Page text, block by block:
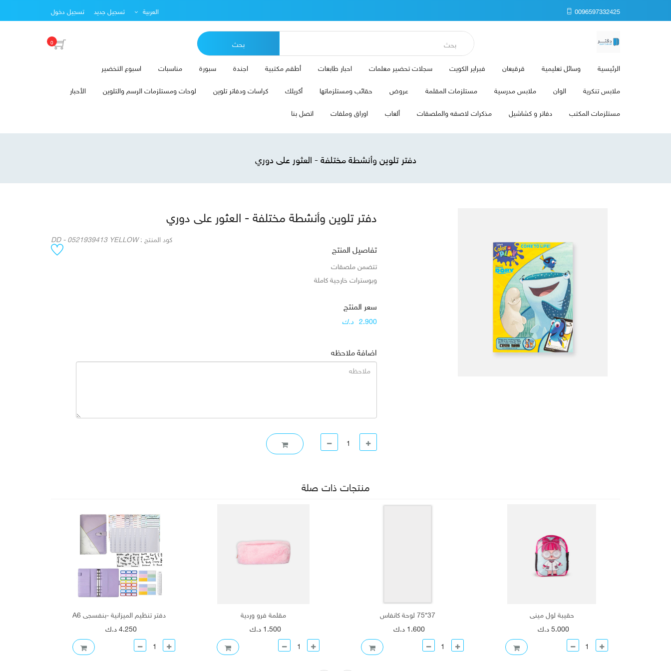
العربية تسجيل جديد تسجيل دخول 0096597332425
بحث 0
الرئيسية وسائل تعليمية قرقيعان فبراير الكويت سجلات تحضير معلمات احبار طابعات أطقم مكتبية اجندة سبورة مناسبات
اسبوع التخضير
ملابس تنكرية
الوان ملابس مدرسية مستلزمات المقلمة عروض حقائب ومستلزماتها أكريلك كراسات ودفاتر تلوين لوحات ومستلزمات الرسم والتلوين
الأحبار
مستلزمات المكتب
دفاتر و كشاشيل مذكرات لاصقه والملصقات ألعاب اوراق وملفات اتصل بنا
دفتر تلوين وأنشطة مختلفة - العثور على دوري
دفتر تلوين وأنشطة مختلفة - العثور على دوري
كود المنتج :DD - 0521939413 YELLOW
تفاصيل المنتج
تتضمن ملصقات
وبوسترات خارجية كاملة
سعر المنتج
2.900 د.ك
اضافة ملاحظه
منتجات ذات صلة
حقيبة لول ميني
5.000 د.ك
37*75 لوحة كانفاس
1.600 د.ك
مقلمة فرو وردية
1.500 د.ك
دفتر تنظيم الميزانية -بنفسجي A6
4.250 د.ك